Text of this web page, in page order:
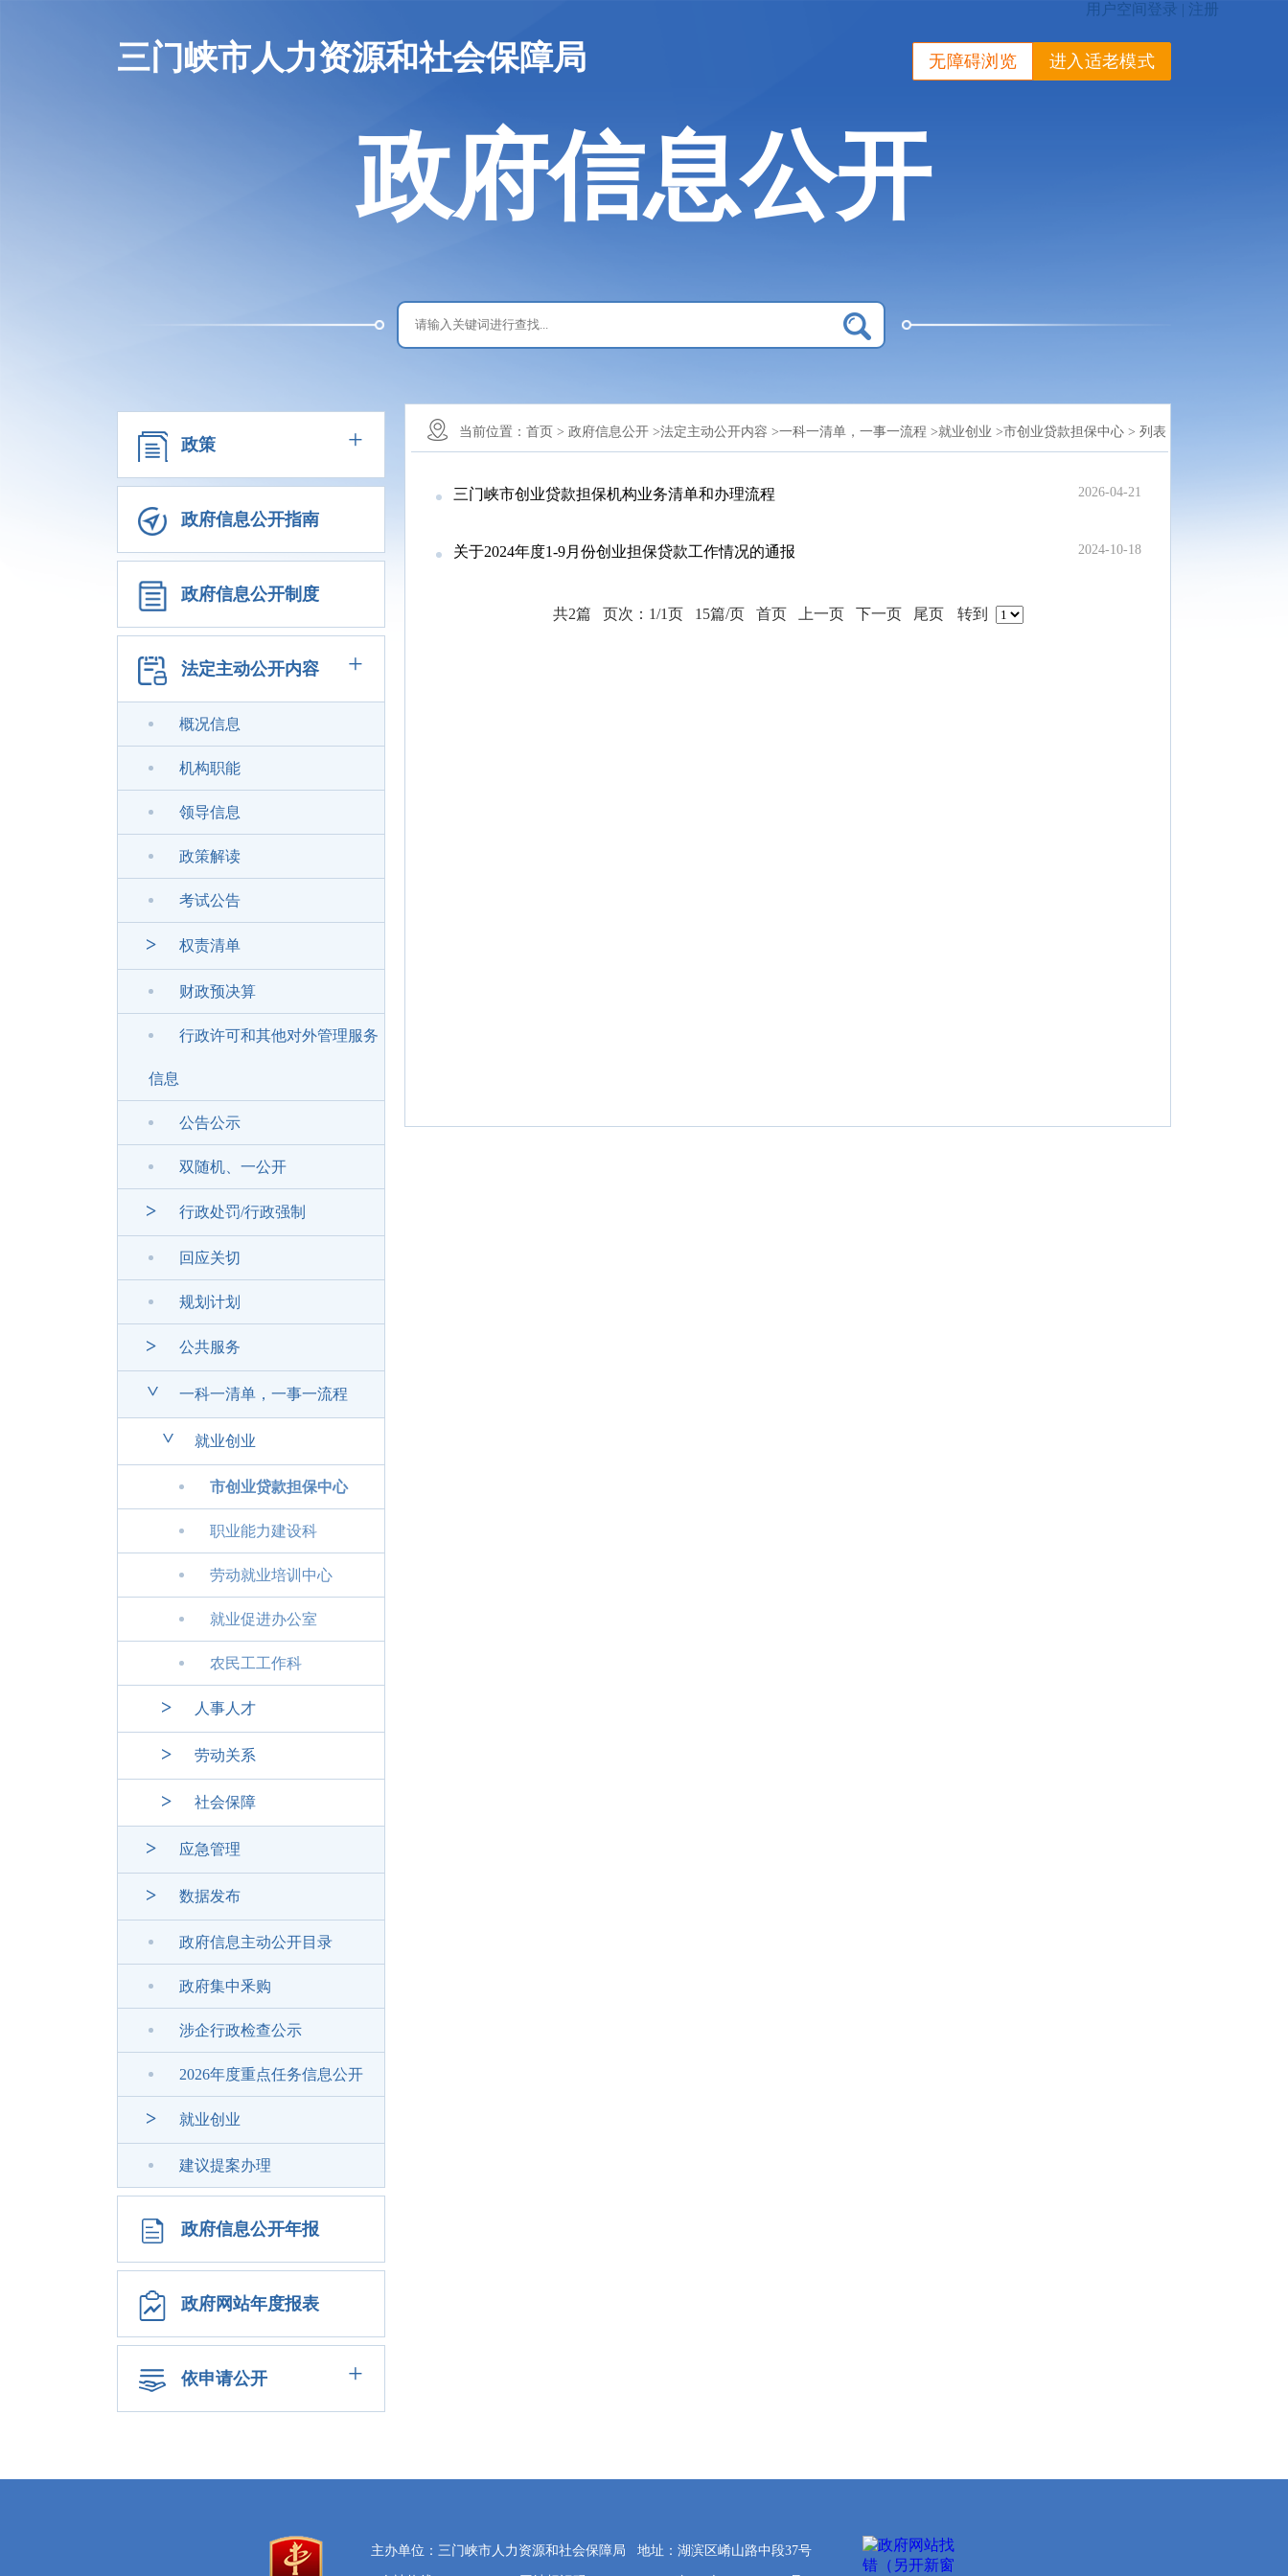
三门峡市人力资源和社会保障局 无障碍浏览 进入适老模式
政府信息公开
政策 +
政府信息公开指南
政府信息公开制度
法定主动公开内容 +
概况信息
机构职能
领导信息
政策解读
考试公告
> 权责清单
财政预决算
行政许可和其他对外管理服务
信息
公告公示
双随机、一公开
> 行政处罚/行政强制
回应关切
规划计划
> 公共服务
> 一科一清单，一事一流程
> 就业创业
市创业贷款担保中心
职业能力建设科
劳动就业培训中心
就业促进办公室
农民工工作科
> 人事人才
> 劳动关系
> 社会保障
> 应急管理
> 数据发布
政府信息主动公开目录
政府集中釆购
涉企行政检查公示
2026年度重点任务信息公开
> 就业创业
建议提案办理
政府信息公开年报
政府网站年度报表
依申请公开 +
当前位置： 首页 > 政府信息公开 >法定主动公开内容 >一科一清单，一事一流程 >就业创业 >市创业贷款担保中心 > 列表
三门峡市创业贷款担保机构业务清单和办理流程 2026-04-21
关于2024年度1-9月份创业担保贷款工作情况的通报 2024-10-18
共2篇 页次：1/1页 15篇/页 首页 上一页 下一页 尾页 转到
主办单位：三门峡市人力资源和社会保障局 地址：湖滨区崤山路中段37号